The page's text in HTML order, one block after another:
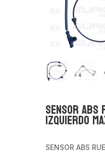
SENSOR ABS
IZQUIERDO
SENSOR ABS